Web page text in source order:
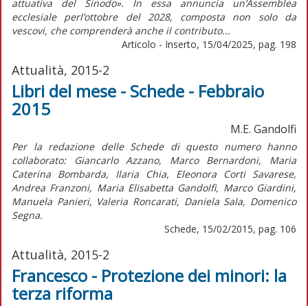
attuativa del Sinodo». In essa annuncia un’Assemblea
ecclesiale perl’ottobre del 2028, composta non solo da
vescovi, che comprenderà anche il contributo...
Articolo - Inserto, 15/04/2025, pag. 198
Attualità, 2015-2
Libri del mese - Schede - Febbraio
2015
M.E. Gandolfi
Per la redazione delle Schede di questo numero hanno
collaborato: Giancarlo Azzano, Marco Bernardoni, Maria
Caterina Bombarda, Ilaria Chia, Eleonora Corti Savarese,
Andrea Franzoni, Maria Elisabetta Gandolfi, Marco Giardini,
Manuela Panieri, Valeria Roncarati, Daniela Sala, Domenico
Segna.
Schede, 15/02/2015, pag. 106
Attualità, 2015-2
Francesco - Protezione dei minori: la
terza riforma